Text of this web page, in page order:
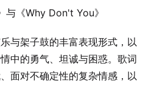
与《Why Don't You》
与架子鼓的丰富表现形式，以
中的勇气、坦诚与困惑。歌词
面对不确定性的复杂情感，以